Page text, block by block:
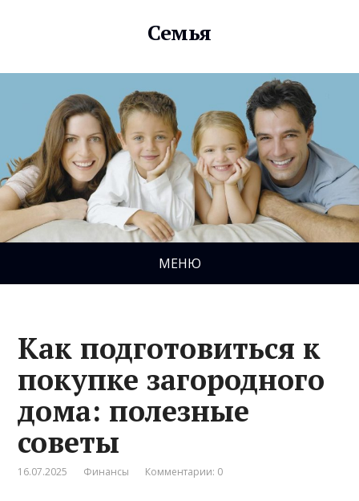
Семья
МЕНЮ
Как подготовиться к
покупке загородного
дома: полезные
советы
16.07.2025 Финансы Комментарии: 0